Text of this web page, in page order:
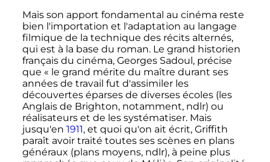
Mais son apport fondamental au cinéma reste
bien l'importation et l'adaptation au langage
filmique de la technique des récits alternés,
qui est à la base du roman. Le grand historien
français du cinéma, Georges Sadoul, précise
que « le grand mérite du maître durant ses
années de travail fut d'assimiler les
découvertes éparses de diverses écoles (les
Anglais de Brighton, notamment, ndlr) ou
réalisateurs et de les systématiser. Mais
jusqu'en 1911, et quoi qu'on ait écrit, Griffith
paraît avoir traité toutes ses scènes en plans
généraux (plans moyens, ndlr), à peine plus